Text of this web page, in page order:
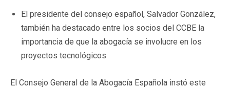
El presidente del consejo español, Salvador González,
también ha destacado entre los socios del CCBE la
importancia de que la abogacía se involucre en los
proyectos tecnológicos
El Consejo General de la Abogacía Española instó este